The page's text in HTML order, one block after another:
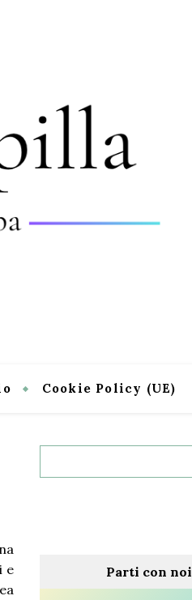
Cookie Policy (UE)
e
Parti con noi